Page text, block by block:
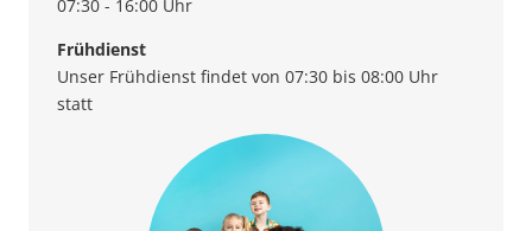
07:30 - 16:00 Uhr
Frühdienst
Unser Frühdienst findet von 07:30 bis 08:00 Uhr
statt